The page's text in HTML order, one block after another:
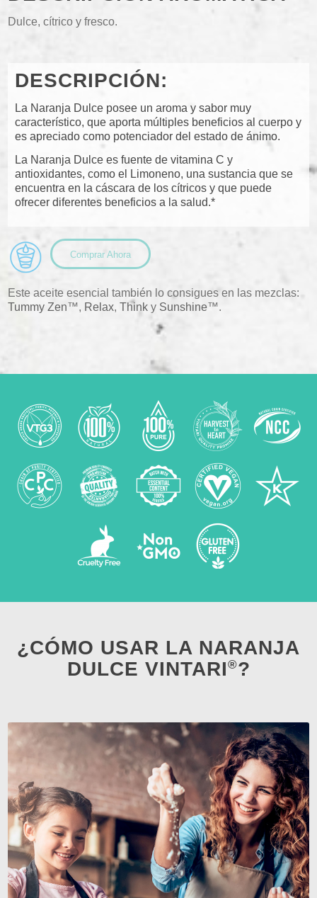
Dulce, cítrico y fresco.
DESCRIPCIÓN:
La Naranja Dulce posee un aroma y sabor muy
característico, que aporta múltiples beneficios al cuerpo y
es apreciado como potenciador del estado de ánimo.
La Naranja Dulce es fuente de vitamina C y
antioxidantes, como el Limoneno, una sustancia que se
encuentra en la cáscara de los cítricos y que puede
ofrecer diferentes beneficios a la salud.*
Comprar Ahora
Este aceite esencial también lo consigues en las mezclas:
Tummy Zen™, Relax,Think y Sunshine™.
¿CÓMO USAR LA NARANJA
DULCE VINTARI®?